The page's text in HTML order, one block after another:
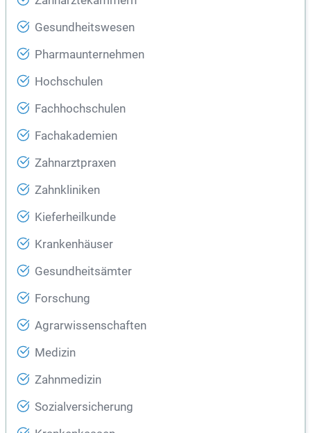
Gesundheitswesen
Pharmaunternehmen
Hochschulen
Fachhochschulen
Fachakademien
Zahnarztpraxen
Zahnkliniken
Kieferheilkunde
Krankenhäuser
Gesundheitsämter
Forschung
Agrarwissenschaften
Medizin
Zahnmedizin
Sozialversicherung